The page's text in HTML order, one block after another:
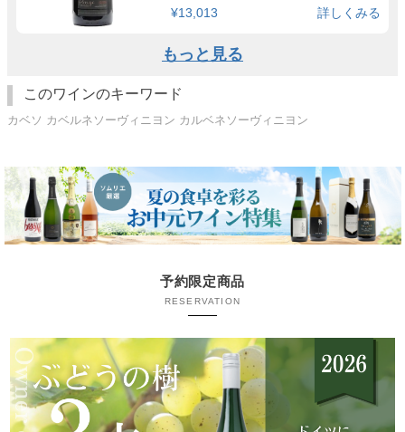
¥13,013 詳しくみる
もっと見る
このワインのキーワード
カベソ カベルネソーヴィニヨン カルベネソーヴィニヨン
予約限定商品
RESERVATION